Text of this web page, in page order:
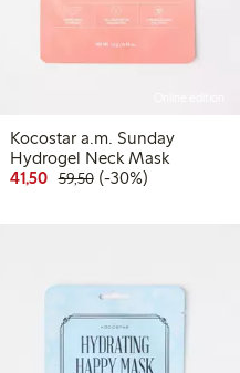
Kocostar a.m. Sunday
Hydrogel Neck Mask
41,50 Rabattert pris: 41,50 kr
59,50Vanlig pris: 59,50 kr
30% rabatt
(-30%)